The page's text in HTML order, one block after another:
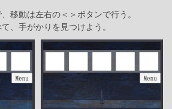
移動は左右の＜＞ボタンで行う。
、手がかりを見つけよう。